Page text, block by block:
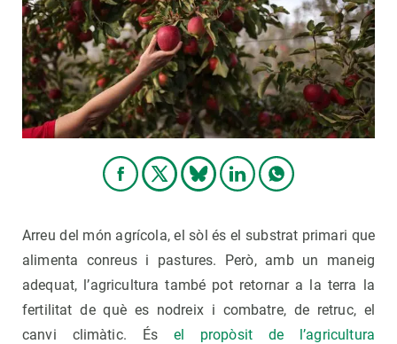
Arreu del món agrícola, el sòl és el substrat primari que
alimenta conreus i pastures. Però, amb un maneig
adequat, l’agricultura també pot retornar a la terra la
fertilitat de què es nodreix i combatre, de retruc, el
canvi climàtic. És el propòsit de l’agricultura